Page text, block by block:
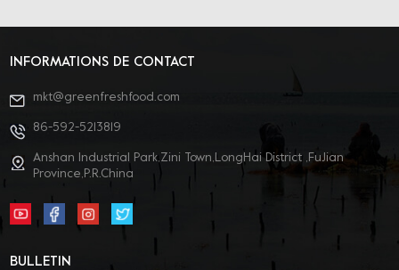
INFORMATIONS DE CONTACT
mkt@greenfreshfood.com
86-592-5213819
Anshan Industrial Park,Zini Town,LongHai District ,FuJian
Province,P.R.China
BULLETIN